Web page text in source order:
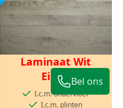
Laminaat Wit
Eiken
I.c.m. ondervloer
I.c.m. plinten
Bel ons